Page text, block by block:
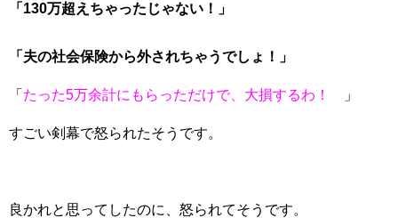
「130万超えちゃったじゃない！」
「夫の社会保険から外されちゃうでしょ！」
「 たった5万余計にもらっただけで、大損するわ！ 」
すごい剣幕で怒られたそうです。
良かれと思ってしたのに、怒られてそうです。